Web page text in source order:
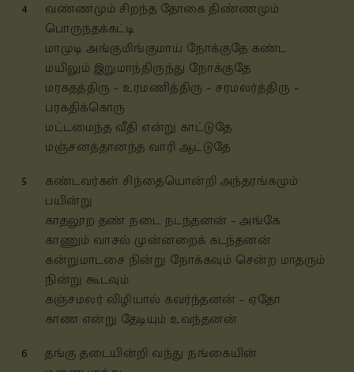
4
வண்ணமும் சிறந்த தோகை திண்ணமும்
பொருந்தக்கட்டி
மாமுடி அங்குமிங்குமாய் நோக்குதே கண்ட
மயிலும் இறுமாந்திருந்து நோக்குதே
மரகதத்திரு – உரமணித்திரு – சரமலர்த்திரு –
பரகதிக்கொரு
மட்டமைந்த வீதி என்று காட்டுதே
மஞ்சனத்தானந்த வாரி ஆட்டுதே
5
கண்டவர்கள் சிந்தையொன்றி அந்தரங்கமும்
பயின்று
காதலூற தண் நடை நடந்தனன் – அங்கே
காணும் வாசல் முன்னறைக் கடந்தனன்
கன்றுமாடசை நின்று நோக்கவும் சென்ற மாதரும்
நின்று கூடவும்
கஞ்சமலர் விழியால் கவர்ந்தனன் – ஏதோ
காண என்று தேடியும் உவந்தனன்
6
தங்கு தடையின்றி வந்து நங்கையின்